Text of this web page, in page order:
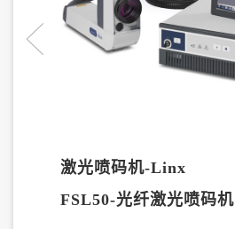
激光喷码机-Linx
FSL50-光纤激光喷码机